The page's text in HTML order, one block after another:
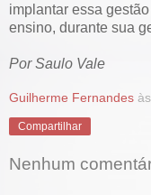
implantar essa
ensino, durante sua
Por Saulo Vale
Guilherme Fernandes às
Compartilhar
Nenhum